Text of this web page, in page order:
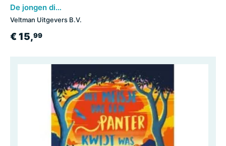
De jongen die met een walvis zwom
Veltman Uitgevers B.V.
€ 15,99